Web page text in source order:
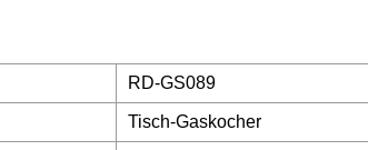
RD-GS089
Tisch-Gaskocher